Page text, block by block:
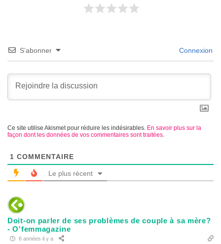
S’abonner Connexion
Ce site utilise Akismet pour réduire les indésirables. En savoir plus sur la
façon dont les données de vos commentaires sont traitées.
1 COMMENTAIRE
Le plus récent
Doit-on parler de ses problèmes de couple à sa mère?
- O'femmagazine
6 années il y a